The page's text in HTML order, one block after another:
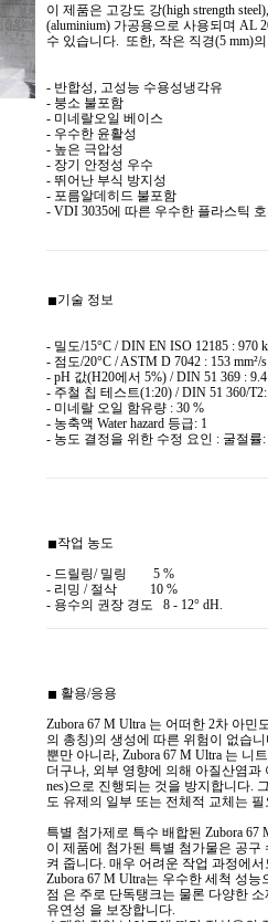
이 제품은 고강도 강(high strength
(aluminium) 가공용으로 사용되며 AL
수 있습니다. 또한, 작은 직경(5 mm)
- 반합성, 고성능 수용성냉각유
- 붕소 불포함
- 미네랄오일 베이스
- 우수한 윤활성
- 높은 극압성
- 장기 안정성 우수
- 뛰어난 부식 방지성
- 포름알데히드 불포함
- VDI 3035에 따른 우수한 플라스틱
기술 정보
- 밀도/15°C / DIN EN ISO 12185 : 970
- 점도/20°C / ASTM D 7042 : 153 mm²/s
- pH 값(H20에서 5%) / DIN 51 369 : 9.4
- 주철 칩 테스트(1:20) / DIN 51 360/
- 미네랄 오일 함유량 : 30 %
- 농축액 Water hazard 등급: 1
- 농도 결정을 위한 수정 요인 : 굴절률:
작업 농도
- 드릴링/ 밀링 5 %
- 리밍 / 절삭 10 %
- 용수의 권장 경도 8 - 12° dH.
활용/응용
Zubora 67 M Ultra 는 어떠한 2차 아
의 총칭)의 생성에 따른 위험이 없습
뿐만 아니라, Zubora 67 M Ultra 는 니
더구나, 외부 영향에 의해 아질산염과
nes)으로 진행되는 것을 방지합니다.
도 유제의 일부 또는 전체적 교체는
특별 첨가제로 특수 배합된 Zubora
이 제품에 첨가된 특별 첨가물은 공구
켜 줍니다. 매우 어려운 작업 과정에
Zubora 67 M Ultra는 우수한 세척 성
점 은 주로 단독탱크는 물론 다양한
유연성 을 보장합니다.